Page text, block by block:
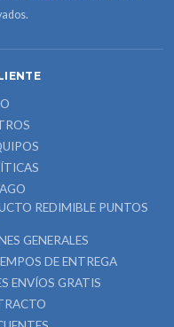
REDIMIBLE PUNTOS
GENERALES
DE ENTREGA
ENVÍOS GRATIS